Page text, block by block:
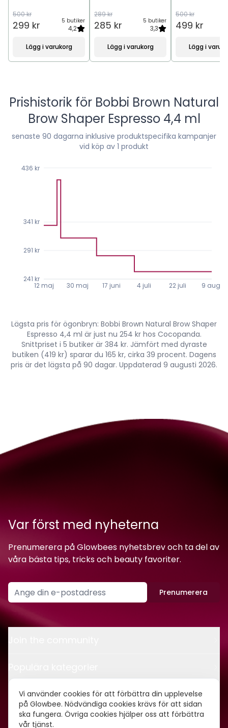
Vi använder cookies för att förbättra din upplevelse
på Glowbee. Nödvändiga cookies krävs för att sidan
ska fungera. Övriga cookies hjälper oss att förbättra
vår tjänst.
500 kr
299 kr 5 butiker
4,2
Lägg i varukorg
289 kr
285 kr 5 butiker
3,3
Lägg i varukorg
500 kr
499 kr
Lägg i
Prishistorik för Bobbi Brown Natural
Brow Shaper Espresso 4,4 ml
senaste 90 dagarna inklusive produktspecifika kampanjer
vid köp av 1 produkt
12 maj 30 maj 17 juni 4 juli 22 juli 9 aug.
241 kr
291 kr
341 kr
436 kr
Lägsta pris för ögonbryn: Bobbi Brown Natural Brow Shaper
Espresso 4,4 ml är just nu 254 kr hos Cocopanda.
Snittpriset i 5 butiker är 384 kr. Jämfört med dyraste
butiken (419 kr) sparar du 165 kr, cirka 39 procent. Dagens
pris är det lägsta på 90 dagar. Uppdaterad 9 augusti 2026.
Var först med nyheterna
Prenumerera på Glowbees nyhetsbrev och ta del av
våra bästa tips, tricks och beauty favoriter.
Prenumerera
Kontakt
Om oss